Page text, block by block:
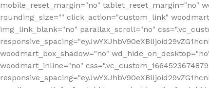
mobile_reset_margin="no" tablet_reset_margin="no"
rounding_size="" click_action="custom_link"
img_link_blank="no" parallax_scroll="no"
woodmart_box_shadow="no"
woodmart_inline="no"